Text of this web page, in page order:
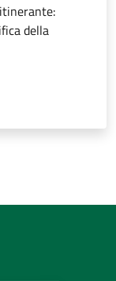
della